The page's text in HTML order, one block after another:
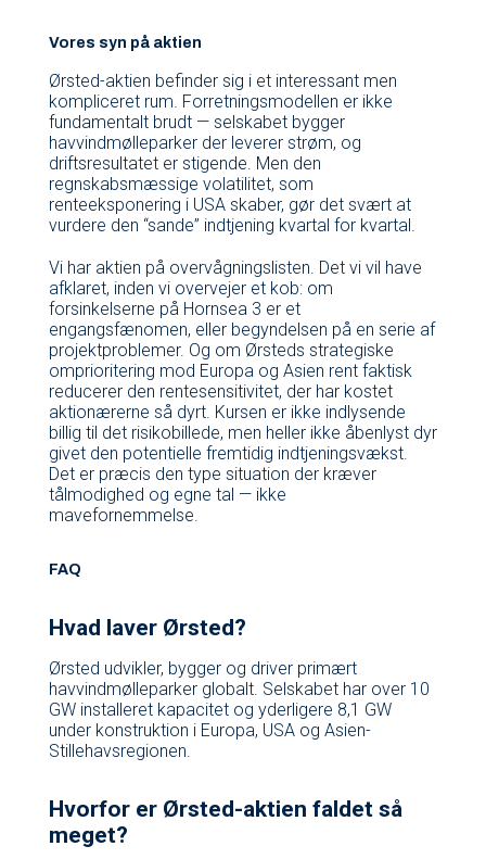
Vores syn på aktien
Ørsted-aktien befinder sig i et interessant men
kompliceret rum. Forretningsmodellen er ikke
fundamentalt brudt — selskabet bygger
havvindmølleparker der leverer strøm, og
driftsresultatet er stigende. Men den
regnskabsmæssige volatilitet, som
renteeksponering i USA skaber, gør det svært at
vurdere den “sande” indtjening kvartal for kvartal.
Vi har aktien på overvågningslisten. Det vi vil have
afklaret, inden vi overvejer et kob: om
forsinkelserne på Hornsea 3 er et
engangsfænomen, eller begyndelsen på en serie af
projektproblemer. Og om Ørsteds strategiske
omprioritering mod Europa og Asien rent faktisk
reducerer den rentesensitivitet, der har kostet
aktionærerne så dyrt. Kursen er ikke indlysende
billig til det risikobillede, men heller ikke åbenlyst dyr
givet den potentielle fremtidig indtjeningsvækst.
Det er præcis den type situation der kræver
tålmodighed og egne tal — ikke
mavefornemmelse.
FAQ
Hvad laver Ørsted?
Ørsted udvikler, bygger og driver primært
havvindmølleparker globalt. Selskabet har over 10
GW installeret kapacitet og yderligere 8,1 GW
under konstruktion i Europa, USA og Asien-
Stillehavsregionen.
Hvorfor er Ørsted-aktien faldet så
meget?